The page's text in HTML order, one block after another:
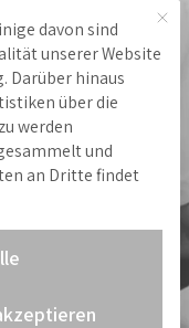
Mit
davon sind
unserer Website
Darüber hinaus
über die
werden
und
an Dritte findet